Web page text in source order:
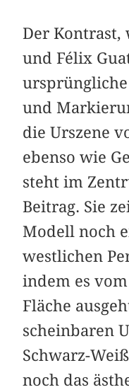
Der Kontrast,
und Félix
und
die Urszene
ebenso wie
steht im
Beitrag. Sie
Modell noch
westlichen
indem es
Fläche
scheinbaren
Schwarz-
noch das